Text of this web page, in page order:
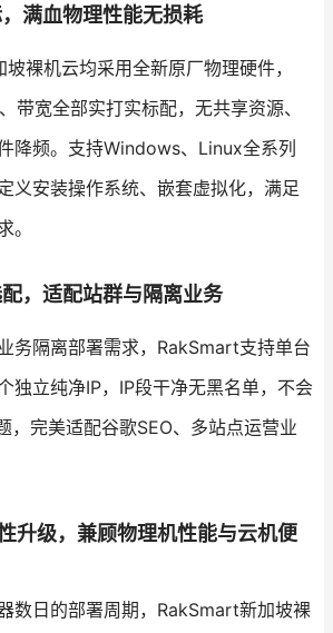
满血物理性能无损耗
裸机云均采用全新原厂物理硬件，
带宽全部实打实标配，无共享资源、
降频。支持Windows、Linux全系列
义安装操作系统、嵌套虚拟化，满足
。
，适配站群与隔离业务
务隔离部署需求，RakSmart支持单台
独立纯净IP，IP段干净无黑名单，不会
，完美适配谷歌SEO、多站点运营业
升级，兼顾物理机性能与云机便
数日的部署周期，RakSmart新加坡裸